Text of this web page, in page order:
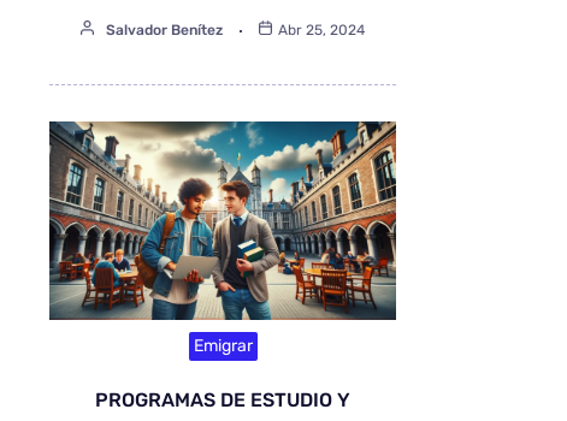
Salvador Benítez Abr 25, 2024
Emigrar
PROGRAMAS DE ESTUDIO Y